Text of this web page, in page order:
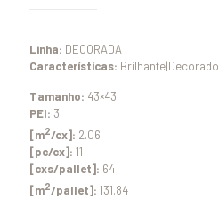
Linha: DECORADA
Características: Brilhante|Decorado
Tamanho: 43×43
PEI: 3
[m2/cx]: 2.06
[pc/cx]: 11
[cxs/pallet]: 64
[m2/pallet]: 131.84